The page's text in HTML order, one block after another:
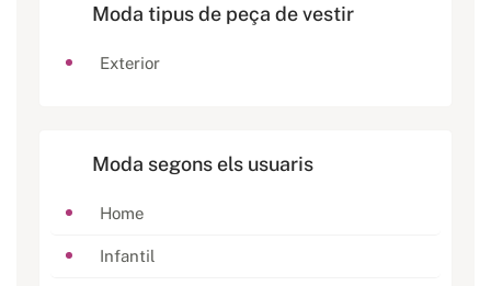
Moda tipus de peça de vestir
Exterior
Moda segons els usuaris
Home
Infantil